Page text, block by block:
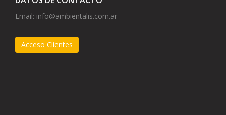
Email: info@ambientalis.com.ar
Acceso Clientes